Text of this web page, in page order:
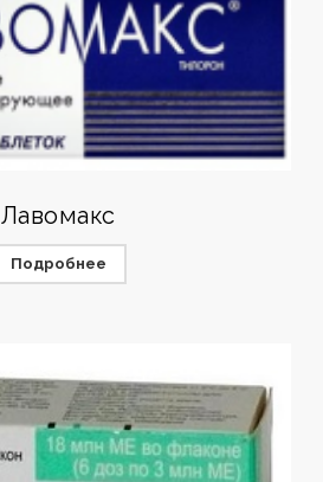
Лавомакс
Подробнее